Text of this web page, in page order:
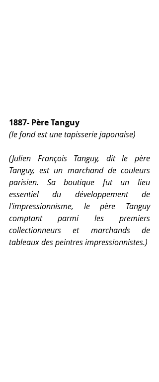
1887- Père Tanguy
(le fond est une tapisserie japonaise)
(Julien François Tanguy, dit le père
Tanguy, est un marchand de couleurs
parisien. Sa boutique fut un lieu
essentiel du développement de
l'impressionnisme, le père Tanguy
comptant parmi les premiers
collectionneurs et marchands de
tableaux des peintres impressionnistes.)